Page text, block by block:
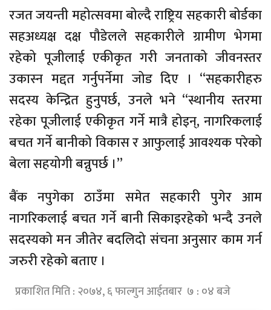
रजत जयन्ती महोत्सवमा बोल्दै राष्ट्रिय सहकारी बोर्डका
सहअध्यक्ष दक्ष पौडेलले सहकारीले ग्रामीण भेगमा
रहेको पूजीलाई एकीकृत गरी जनताको जीवनस्तर
उकास्न मद्दत गर्नुपर्नेमा जोड दिए । “सहकारीहरु
सदस्य केन्द्रित हुनुपर्छ, उनले भने “स्थानीय स्तरमा
रहेका पूजीलाई एकीकृत गर्ने मात्रै होइन्, नागरिकलाई
बचत गर्ने बानीको विकास र आफुलाई आवश्यक परेको
बेला सहयोगी बन्नुपर्छ ।”
बैंक नपुगेका ठाउँमा समेत सहकारी पुगेर आम
नागरिकलाई बचत गर्ने बानी सिकाइरहेको भन्दै उनले
सदस्यको मन जीतेर बदलिदो संचना अनुसार काम गर्न
जरुरी रहेको बताए ।
प्रकाशित मिति : २०७४, ६ फाल्गुन आईतबार ७ : ०४ बजे